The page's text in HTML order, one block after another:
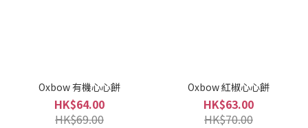
Oxbow 有機心心餅
HK$64.00
HK$69.00
Oxbow 紅椒心心餅
HK$63.00
HK$70.00